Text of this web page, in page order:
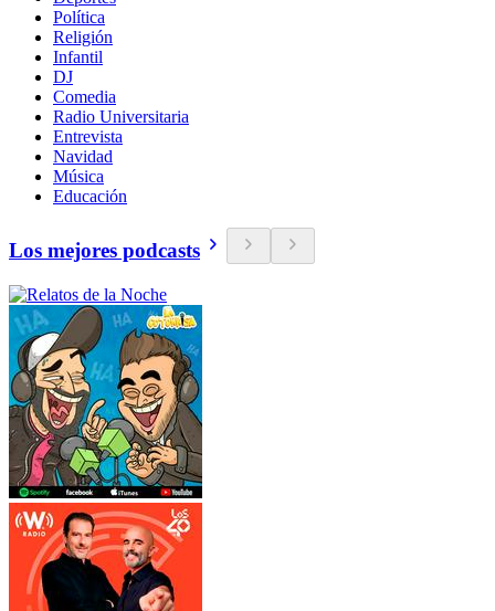
Política
Religión
Infantil
DJ
Comedia
Radio Universitaria
Entrevista
Navidad
Música
Educación
Los mejores podcasts